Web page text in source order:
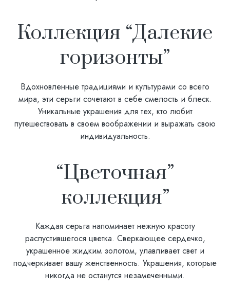
Коллекция “Далекие
горизонты”
Вдохновленные традициями и культурами со всего
мира, эти серьги сочетают в себе смелость и блеск.
Уникальные украшения для тех, кто любит
путешествовать в своем воображении и выражать свою
индивидуальность.
“Цветочная”
коллекция”
Каждая серьга напоминает нежную красоту
распустившегося цветка. Сверкающее сердечко,
украшенное жидким золотом, улавливает свет и
подчеркивает вашу женственность. Украшения, которые
никогда не останутся незамеченными.